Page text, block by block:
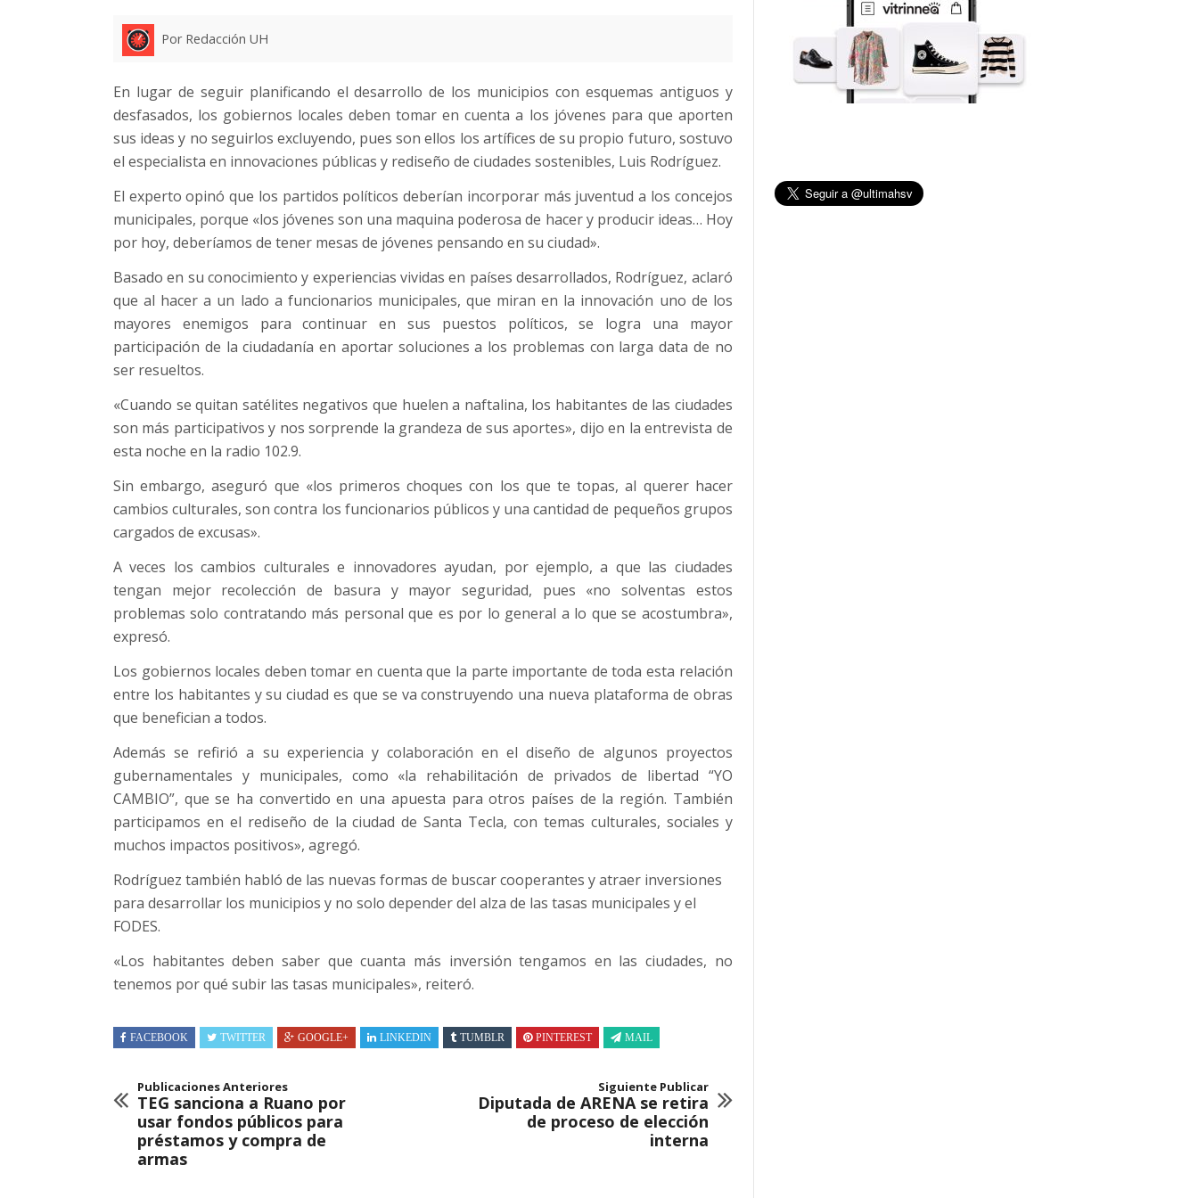
Por Redacción UH
En lugar de seguir planificando el desarrollo de los municipios con esquemas antiguos y
desfasados, los gobiernos locales deben tomar en cuenta a los jóvenes para que aporten
sus ideas y no seguirlos excluyendo, pues son ellos los artífices de su propio futuro, sostuvo
el especialista en innovaciones públicas y rediseño de ciudades sostenibles, Luis Rodríguez.
El experto opinó que los partidos políticos deberían incorporar más juventud a los concejos
municipales, porque «los jóvenes son una maquina poderosa de hacer y producir ideas… Hoy
por hoy, deberíamos de tener mesas de jóvenes pensando en su ciudad».
Basado en su conocimiento y experiencias vividas en países desarrollados, Rodríguez, aclaró
que al hacer a un lado a funcionarios municipales, que miran en la innovación uno de los
mayores enemigos para continuar en sus puestos políticos, se logra una mayor
participación de la ciudadanía en aportar soluciones a los problemas con larga data de no
ser resueltos.
«Cuando se quitan satélites negativos que huelen a naftalina, los habitantes de las ciudades
son más participativos y nos sorprende la grandeza de sus aportes», dijo en la entrevista de
esta noche en la radio 102.9.
Sin embargo, aseguró que «los primeros choques con los que te topas, al querer hacer
cambios culturales, son contra los funcionarios públicos y una cantidad de pequeños grupos
cargados de excusas».
A veces los cambios culturales e innovadores ayudan, por ejemplo, a que las ciudades
tengan mejor recolección de basura y mayor seguridad, pues «no solventas estos
problemas solo contratando más personal que es por lo general a lo que se acostumbra»,
expresó.
Los gobiernos locales deben tomar en cuenta que la parte importante de toda esta relación
entre los habitantes y su ciudad es que se va construyendo una nueva plataforma de obras
que benefician a todos.
Además se refirió a su experiencia y colaboración en el diseño de algunos proyectos
gubernamentales y municipales, como «la rehabilitación de privados de libertad “YO
CAMBIO”, que se ha convertido en una apuesta para otros países de la región. También
participamos en el rediseño de la ciudad de Santa Tecla, con temas culturales, sociales y
muchos impactos positivos», agregó.
Rodríguez también habló de las nuevas formas de buscar cooperantes y atraer inversiones
para desarrollar los municipios y no solo depender del alza de las tasas municipales y el
FODES.
«Los habitantes deben saber que cuanta más inversión tengamos en las ciudades, no
tenemos por qué subir las tasas municipales», reiteró.
FACEBOOK TWITTER GOOGLE+ LINKEDIN TUMBLR PINTEREST MAIL
Publicaciones Anteriores
TEG sanciona a Ruano por
usar fondos públicos para
préstamos y compra de
armas
Siguiente Publicar
Diputada de ARENA se retira
de proceso de elección
interna